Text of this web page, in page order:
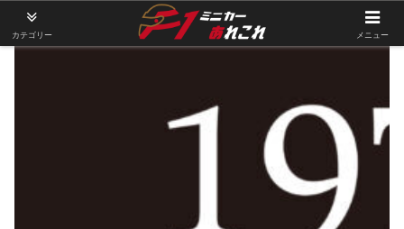
カテゴリー メニュー